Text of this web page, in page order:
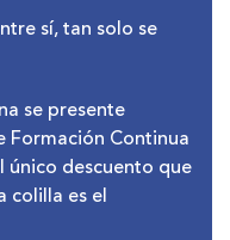
sí, tan solo se
se presente
Formación Continua
único descuento que
colilla es el